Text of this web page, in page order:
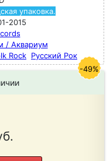
упаковка.
2015
/ Аквариум
Rock Русский Рок
-49%